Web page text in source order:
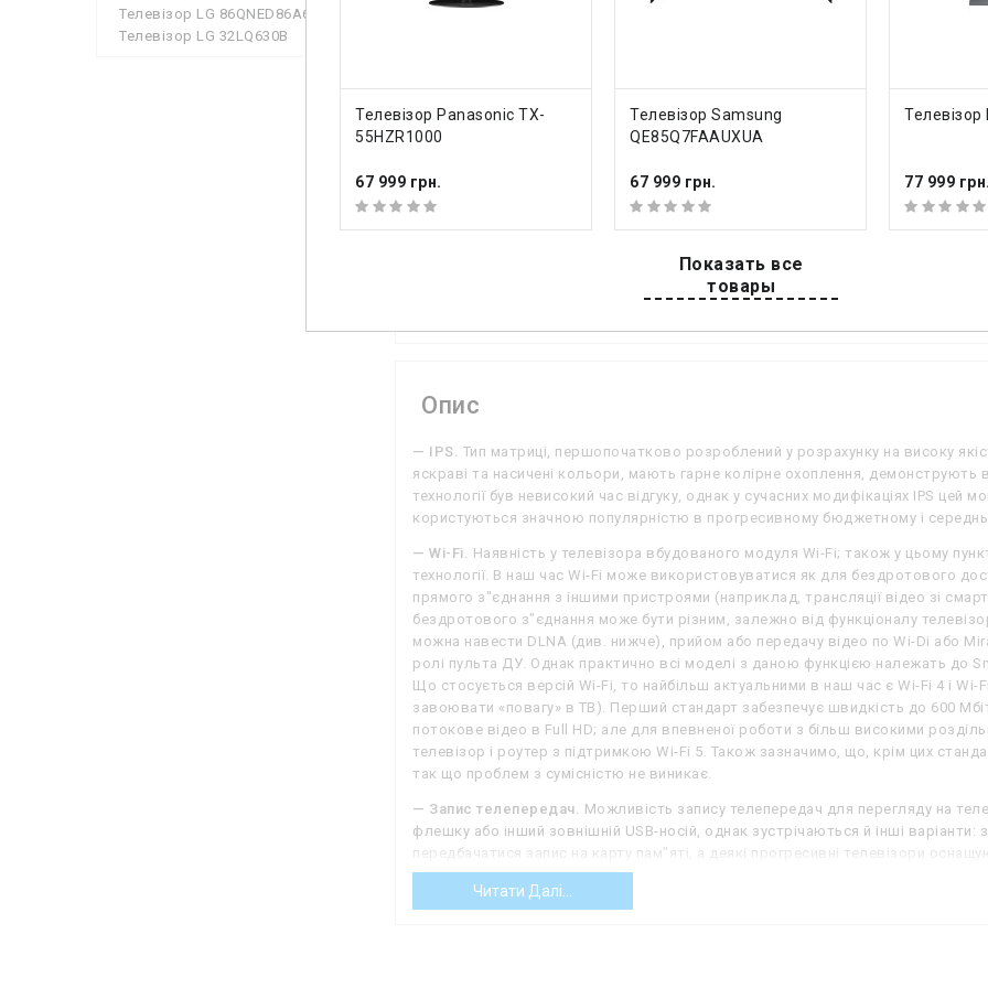
ДО КОШИКА
Телевізор Panasonic TX-
55HZR1000
67 999 грн.
ДО КОШИКА
Телевізор Samsung
QE85Q7FAAUXUA
67 999 грн.
ДО
Телевізор
77 999 грн.
Показать все
товары
Телевізор LG 86QNED86A6A
Телевізор LG 32LQ630B
Телетекст
Цифровий тюнер
DVB-T2 (ефірне);
Роз'єми
Опис
— IPS. Тип матриці, першопочатково розроблений у розрахунку на високу
яскраві та насичені кольори, мають гарне колірне охоплення, демонструють
технології був невисокий час відгуку, однак у сучасних модифікаціях IPS цей
користуються значною популярністю в прогресивному бюджетному і
— Wi-Fi.
Наявність у телевізора вбудованого модуля Wi-Fi; також у цьому
технології. В наш час Wi-Fi може використовуватися як для бездротового
прямого з"єднання з іншими пристроями (наприклад, трансляції відео зі
бездротового з"єднання може бути різним, залежно від функціоналу
можна навести DLNA (див. нижче), прийом або передачу відео по Wi-Di або
ролі пульта ДУ. Однак практично всі моделі з даною функцією належать до
Що стосується версій Wi-Fi, то найбільш актуальними в наш час є Wi-Fi 4 і Wi-
завоювати «повагу» в ТВ). Перший стандарт забезпечує швидкість до 600
потокове відео в Full HD; але для впевненої роботи з більш високими
телевізор і роутер з підтримкою Wi-Fi 5. Також зазначимо, що, крім цих
так що проблем з сумісністю не виникає.
— Запис телепередач.
Можливість запису телепередач для перегляду на
флешку або інший зовнішній USB-носій, однак зустрічаються й інші
передбачатися запис на карту пам"яті, а деякі прогресивні телевізори
будь-якому разі, ця функція може виявитися незамінною в тих випадках,
хтось зміг подивитися її пізніше, або щоб зберегти в домашню колекцію
трансляцію на паузу», і телевізор почне її записувати, а по поверненні
перервався. Зазначимо, що в деяких телевізорах для запису телепередач
Читати Далі...